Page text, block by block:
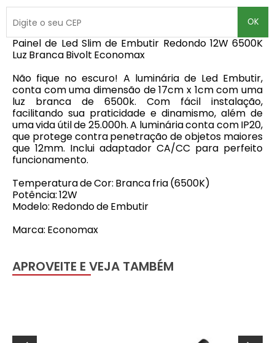
OK
Painel de Led Slim de Embutir Redondo 12W 6500K
Luz Branca Bivolt Economax
Não fique no escuro! A luminária de Led Embutir,
conta com uma dimensão de 17cm x 1cm com uma
luz branca de 6500k. Com fácil instalação,
facilitando sua praticidade e dinamismo, além de
uma vida útil de 25.000h. A luminária conta com IP20,
que protege contra penetração de objetos maiores
que 12mm. Inclui adaptador CA/CC para perfeito
funcionamento.
Temperatura de Cor: Branca fria (6500K)
Potência: 12W
Modelo: Redondo de Embutir
Marca: Economax
APROVEITE E VEJA TAMBÉM